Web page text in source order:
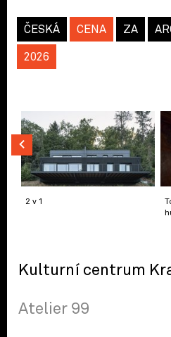
ČESKÁ CENA ZA
2026
2 v 1
Kulturní centrum
Atelier 99